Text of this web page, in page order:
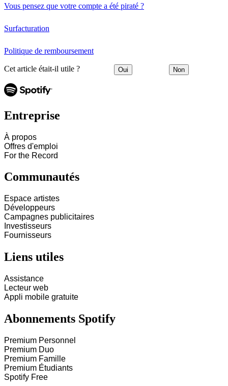
Vous pensez que votre compte a été piraté ?
Surfacturation
Politique de remboursement
Cet article était-il utile ? Oui Non
Entreprise
À propos
Offres d'emploi
For the Record
Communautés
Espace artistes
Développeurs
Campagnes publicitaires
Investisseurs
Fournisseurs
Liens utiles
Assistance
Lecteur web
Appli mobile gratuite
Abonnements Spotify
Premium Personnel
Premium Duo
Premium Famille
Premium Étudiants
Spotify Free